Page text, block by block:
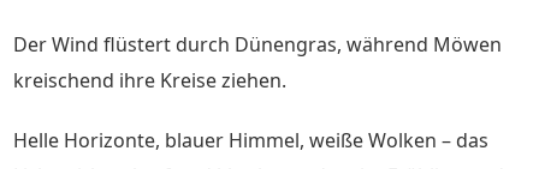
Der Wind flüstert durch Dünengras, während Möwen
kreischend ihre Kreise ziehen.
Helle Horizonte, blauer Himmel, weiße Wolken – das